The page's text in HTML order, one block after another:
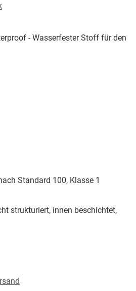
- Wasserfester Stoff für den
Standard 100, Klasse 1
strukturiert, innen beschichtet,